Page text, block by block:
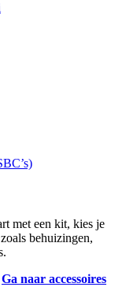
met een kit, kies je
behuizingen,
Ga naar accessoires